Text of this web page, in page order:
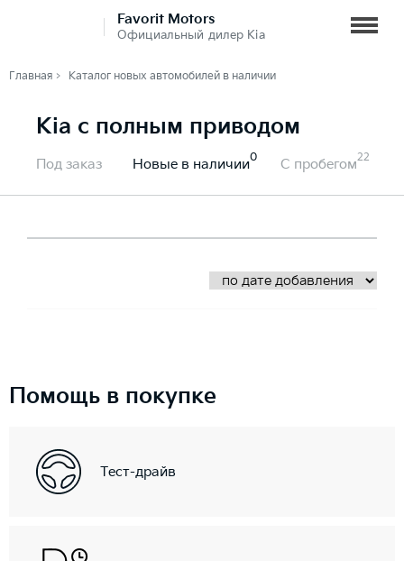
Favorit Motors
Официальный дилер Kia
Главная Каталог новых автомобилей в наличии
Kia c полным приводом
Под заказ Новые в наличии0 С пробегом22
Помощь в покупке
Тест-драйв